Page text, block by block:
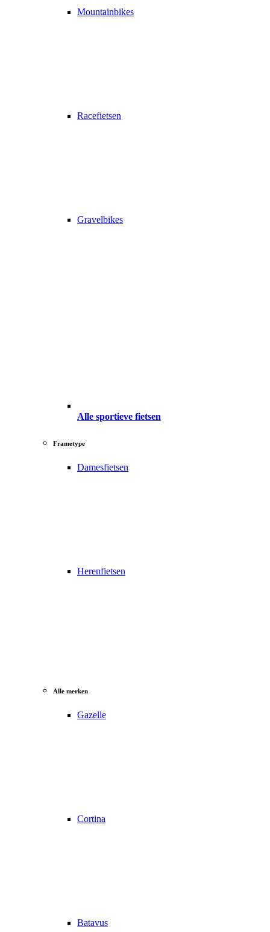
Mountainbikes
Racefietsen
Gravelbikes
Alle sportieve fietsen
Frametype
Damesfietsen
Herenfietsen
Alle merken
Gazelle
Cortina
Batavus